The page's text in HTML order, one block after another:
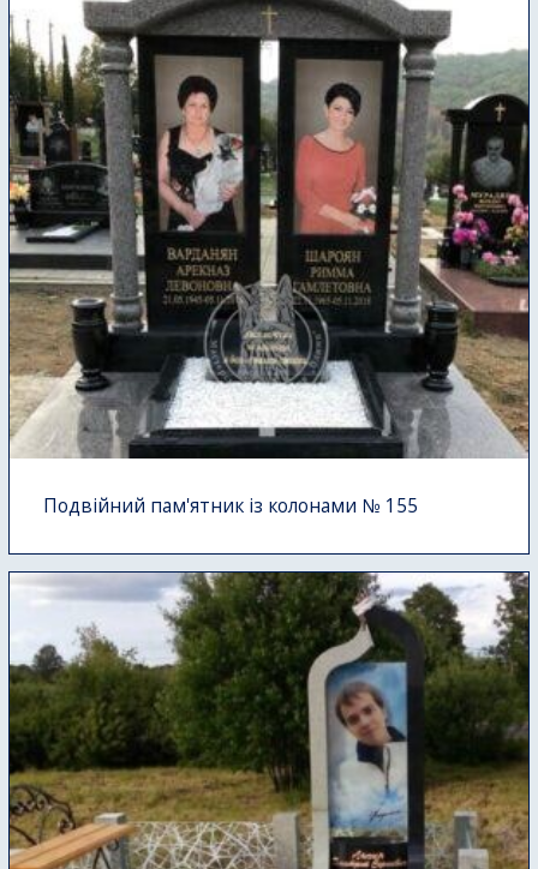
Подвійний пам'ятник із колонами № 155